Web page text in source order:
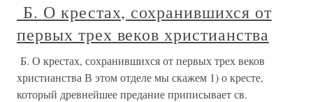
Б. О крестах, сохранившихся от
первых трех веков христианства
Б. О крестах, сохранившихся от первых трех веков
христианства В этом отделе мы скажем 1) о кресте,
который древнейшее предание приписывает св.